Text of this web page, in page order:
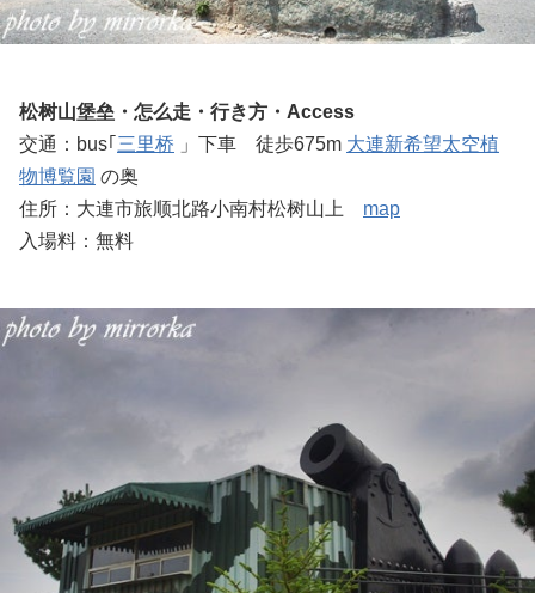
松树山堡垒・怎么走・行き方・Access
交通：bus｢ 三里桥 」下車 徒歩675m 大連新希望太空植
物博覧園 の奥
住所：大連市旅顺北路小南村松树山上 map
入場料：無料